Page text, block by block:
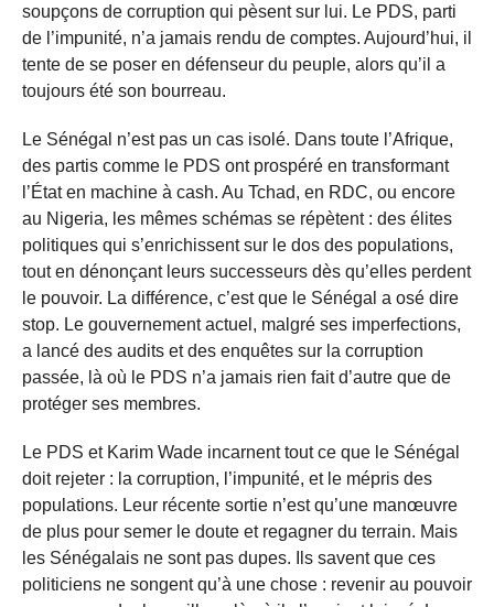
soupçons de corruption qui pèsent sur lui. Le PDS, parti
de l’impunité, n’a jamais rendu de comptes. Aujourd’hui, il
tente de se poser en défenseur du peuple, alors qu’il a
toujours été son bourreau.
Le Sénégal n’est pas un cas isolé. Dans toute l’Afrique,
des partis comme le PDS ont prospéré en transformant
l’État en machine à cash. Au Tchad, en RDC, ou encore
au Nigeria, les mêmes schémas se répètent : des élites
politiques qui s’enrichissent sur le dos des populations,
tout en dénonçant leurs successeurs dès qu’elles perdent
le pouvoir. La différence, c’est que le Sénégal a osé dire
stop. Le gouvernement actuel, malgré ses imperfections,
a lancé des audits et des enquêtes sur la corruption
passée, là où le PDS n’a jamais rien fait d’autre que de
protéger ses membres.
Le PDS et Karim Wade incarnent tout ce que le Sénégal
doit rejeter : la corruption, l’impunité, et le mépris des
populations. Leur récente sortie n’est qu’une manœuvre
de plus pour semer le doute et regagner du terrain. Mais
les Sénégalais ne sont pas dupes. Ils savent que ces
politiciens ne songent qu’à une chose : revenir au pouvoir